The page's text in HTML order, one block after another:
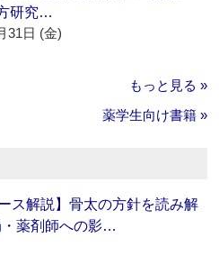
研究…
31日 (金)
もっと見る »
薬学生向け書籍 »
ス解説】骨太の方針を読み解
・薬剤師への影…